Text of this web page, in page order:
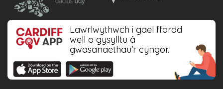
Lawrlwythwch i gael ffordd
well o gysylltu â
gwasanaethau’r cyngor.